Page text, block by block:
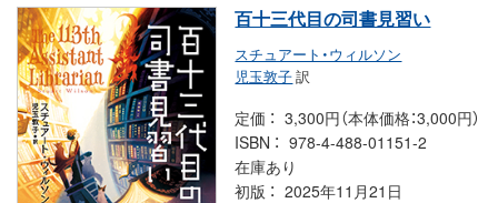
百十三代目の司書見習い
スチュアート・ウィルソン
児玉敦子訳
定価
3,300円（本体価格：3,000円）
ISBN
978-4-488-01151-2
在庫あり
初版
2025年11月21日